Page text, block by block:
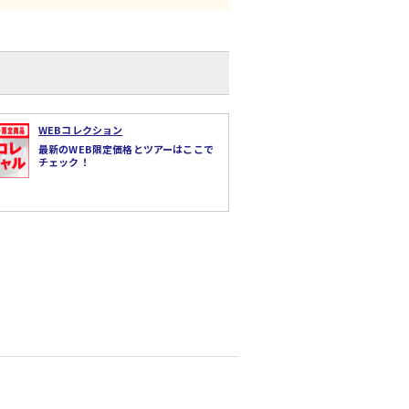
WEBコレクション
最新のWEB限定価格とツアーはここで
チェック！